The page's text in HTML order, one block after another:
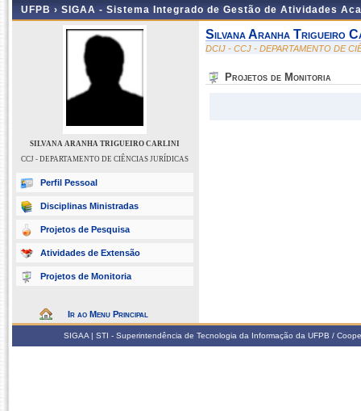
UFPB › SIGAA - Sistema Integrado de Gestão de Atividades
SILVANA ARANHA TRIGUEIRO CARLINI
CCJ - DEPARTAMENTO DE CIÊNCIAS JURÍDICAS
Perfil Pessoal
Disciplinas Ministradas
Projetos de Pesquisa
Atividades de Extensão
Projetos de Monitoria
Ir ao Menu Principal
Silvana Aranha Trigueiro
DCIJ - CCJ - DEPARTAMENTO DE
Projetos de Monitoria
SIGAA | STI - Superintendência de Tecnologia da Informação da UFPB /